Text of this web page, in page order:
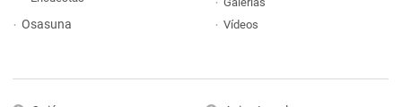
Osasuna
Vídeos